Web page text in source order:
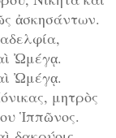
ἀσκησάντων.
Ὠ­μέ­γᾳ.
Ὠ­μέ­γᾳ.
μη­τρὸς
Ἱπ­πῶ­νος.